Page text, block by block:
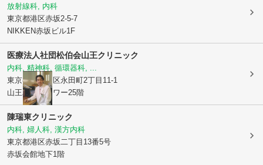
放射線科, 内科
東京都港区赤坂2-5-7
NIKKEN赤坂ビル1F
医療法人社団松伯会山王クリニック
内科, 精神科, 循環器科, ...
東京都千代田区永田町2丁目11-1
山王パークタワー25階
陳瑞東クリニック
内科, 婦人科, 漢方内科
東京都港区赤坂二丁目13番5号
赤坂会館地下1階